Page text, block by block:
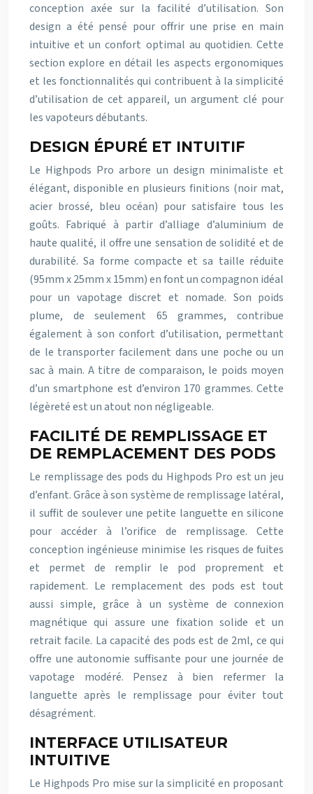
conception axée sur la facilité d’utilisation. Son
design a été pensé pour offrir une prise en main
intuitive et un confort optimal au quotidien. Cette
section explore en détail les aspects ergonomiques
et les fonctionnalités qui contribuent à la simplicité
d’utilisation de cet appareil, un argument clé pour
les vapoteurs débutants.
DESIGN ÉPURÉ ET INTUITIF
Le Highpods Pro arbore un design minimaliste et
élégant, disponible en plusieurs finitions (noir mat,
acier brossé, bleu océan) pour satisfaire tous les
goûts. Fabriqué à partir d’alliage d’aluminium de
haute qualité, il offre une sensation de solidité et de
durabilité. Sa forme compacte et sa taille réduite
(95mm x 25mm x 15mm) en font un compagnon idéal
pour un vapotage discret et nomade. Son poids
plume, de seulement 65 grammes, contribue
également à son confort d’utilisation, permettant
de le transporter facilement dans une poche ou un
sac à main. A titre de comparaison, le poids moyen
d’un smartphone est d’environ 170 grammes. Cette
légèreté est un atout non négligeable.
FACILITÉ DE REMPLISSAGE ET
DE REMPLACEMENT DES PODS
Le remplissage des pods du Highpods Pro est un jeu
d’enfant. Grâce à son système de remplissage latéral,
il suffit de soulever une petite languette en silicone
pour accéder à l’orifice de remplissage. Cette
conception ingénieuse minimise les risques de fuites
et permet de remplir le pod proprement et
rapidement. Le remplacement des pods est tout
aussi simple, grâce à un système de connexion
magnétique qui assure une fixation solide et un
retrait facile. La capacité des pods est de 2ml, ce qui
offre une autonomie suffisante pour une journée de
vapotage modéré. Pensez à bien refermer la
languette après le remplissage pour éviter tout
désagrément.
INTERFACE UTILISATEUR
INTUITIVE
Le Highpods Pro mise sur la simplicité en proposant